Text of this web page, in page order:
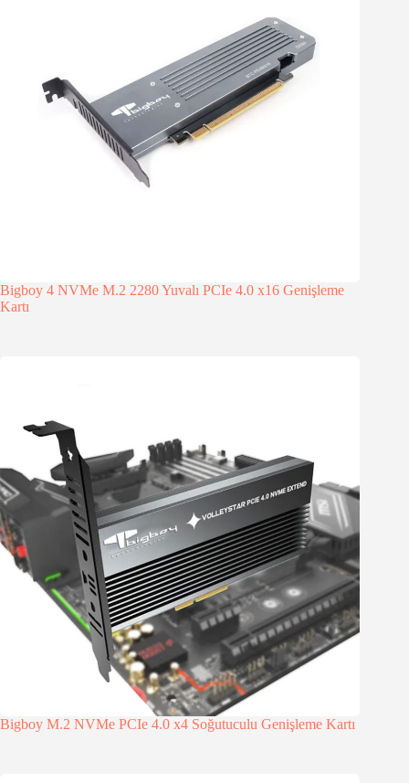
Bigboy 4 NVMe M.2 2280 Yuvalı PCIe 4.0 x16 Genişleme
Kartı
Bigboy M.2 NVMe PCIe 4.0 x4 Soğutuculu Genişleme Kartı